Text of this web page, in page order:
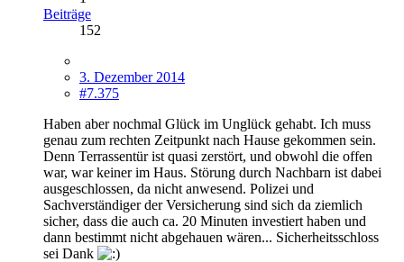
Beiträge
152
3. Dezember 2014
#7.375
Haben aber nochmal Glück im Unglück gehabt. Ich muss
genau zum rechten Zeitpunkt nach Hause gekommen sein.
Denn Terrassentür ist quasi zerstört, und obwohl die offen
war, war keiner im Haus. Störung durch Nachbarn ist dabei
ausgeschlossen, da nicht anwesend. Polizei und
Sachverständiger der Versicherung sind sich da ziemlich
sicher, dass die auch ca. 20 Minuten investiert haben und
dann bestimmt nicht abgehauen wären... Sicherheitsschloss
sei Dank